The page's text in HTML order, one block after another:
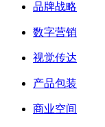
品牌战略
数字营销
视觉传达
产品包装
商业空间